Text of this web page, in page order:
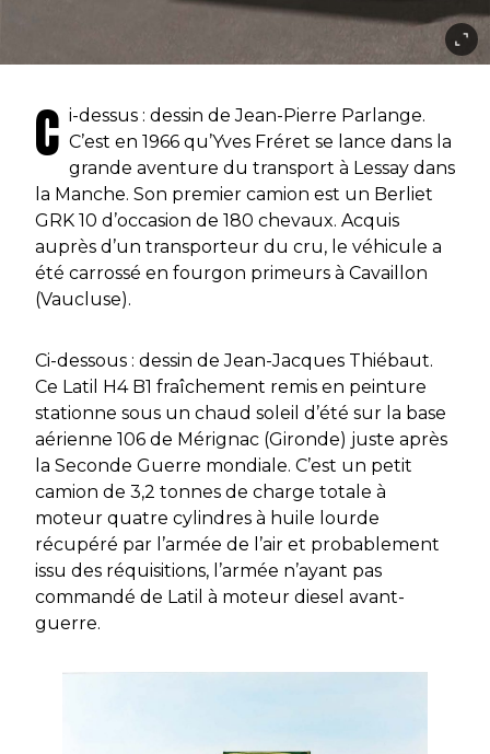
C i-dessus : dessin de Jean-Pierre Parlange.
C’est en 1966 qu’Yves Fréret se lance dans la
grande aventure du transport à Lessay dans
la Manche. Son premier camion est un Berliet
GRK 10 d’occasion de 180 chevaux. Acquis
auprès d’un transporteur du cru, le véhicule a
été carrossé en fourgon primeurs à Cavaillon
(Vaucluse).
Ci-dessous : dessin de Jean-Jacques Thiébaut.
Ce Latil H4 B1 fraîchement remis en peinture
stationne sous un chaud soleil d’été sur la base
aérienne 106 de Mérignac (Gironde) juste après
la Seconde Guerre mondiale. C’est un petit
camion de 3,2 tonnes de charge totale à
moteur quatre cylindres à huile lourde
récupéré par l’armée de l’air et probablement
issu des réquisitions, l’armée n’ayant pas
commandé de Latil à moteur diesel avant-
guerre.